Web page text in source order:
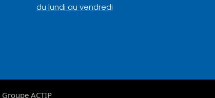
du lundi au vendredi
Groupe ACTIP